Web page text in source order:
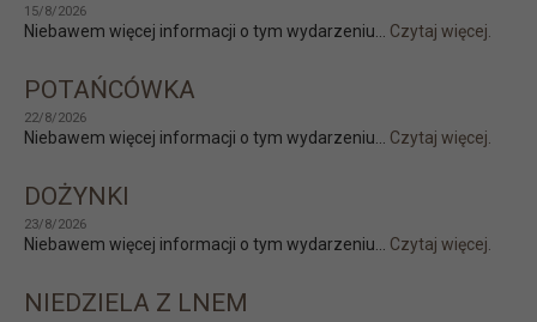
15/8/2026
Niebawem więcej informacji o tym wydarzeniu... Czytaj więcej.
POTAŃCÓWKA
22/8/2026
Niebawem więcej informacji o tym wydarzeniu... Czytaj więcej.
DOŻYNKI
23/8/2026
Niebawem więcej informacji o tym wydarzeniu... Czytaj więcej.
NIEDZIELA Z LNEM